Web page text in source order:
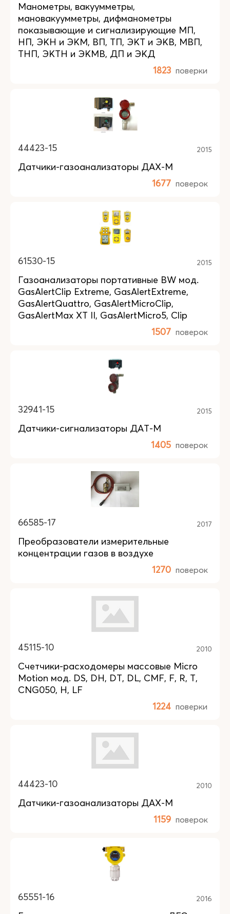
Манометры, вакуумметры,
мановакуумметры, дифманометры
показывающие и сигнализирующие МП,
НП, ЭКН и ЭКМ, ВП, ТП, ЭКТ и ЭКВ, МВП,
ТНП, ЭКТН и ЭКМВ, ДП и ЭКД
1823 поверки
44423-15 2015
Датчики-газоанализаторы ДАХ-М
1677 поверок
61530-15 2015
Газоанализаторы портативные BW мод.
GasAlertClip Extreme, GasAlertExtreme,
GasAlertQuattro, GasAlertMicroClip,
GasAlertMax XT II, GasAlertMicro5, Clip
1507 поверок
32941-15 2015
Датчики-сигнализаторы ДАТ-М
1405 поверок
66585-17 2017
Преобразователи измерительные
концентрации газов в воздухе
1270 поверок
45115-10 2010
Счетчики-расходомеры массовые Micro
Motion мод. DS, DH, DT, DL, CMF, F, R, T,
CNG050, H, LF
1224 поверки
44423-10 2010
Датчики-газоанализаторы ДАХ-М
1159 поверок
65551-16 2016